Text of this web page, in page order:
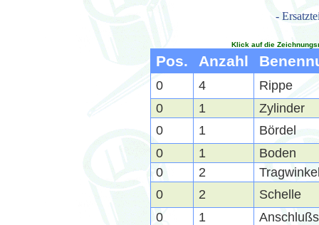
-
Klick auf die
Pos. Anzahl
0 4
Rippe
0
1
Zylinder
0
1
Bördel
0
1
Boden
0
2
0
2
Schelle
0
1